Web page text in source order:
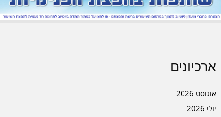
ארכיונים
אוגוסט 2026
יולי 2026